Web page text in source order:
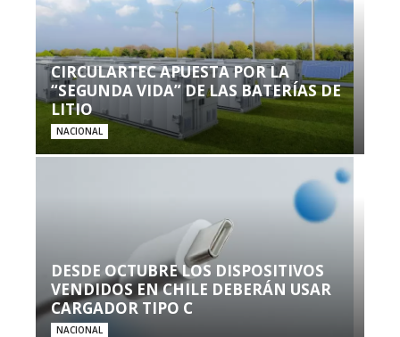
CIRCULARTEC APUESTA POR LA
“SEGUNDA VIDA” DE LAS BATERÍAS DE
LITIO
NACIONAL
DESDE OCTUBRE LOS DISPOSITIVOS
VENDIDOS EN CHILE DEBERÁN USAR
CARGADOR TIPO C
NACIONAL